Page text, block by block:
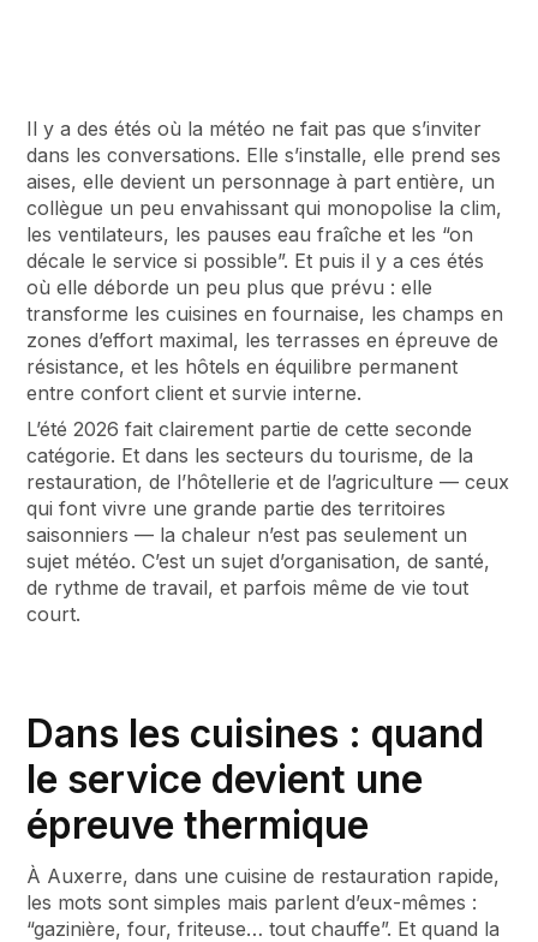
Il y a des étés où la météo ne fait pas que s’inviter
dans les conversations. Elle s’installe, elle prend ses
aises, elle devient un personnage à part entière, un
collègue un peu envahissant qui monopolise la clim,
les ventilateurs, les pauses eau fraîche et les “on
décale le service si possible”. Et puis il y a ces étés
où elle déborde un peu plus que prévu : elle
transforme les cuisines en fournaise, les champs en
zones d’effort maximal, les terrasses en épreuve de
résistance, et les hôtels en équilibre permanent
entre confort client et survie interne.
L’été 2026 fait clairement partie de cette seconde
catégorie. Et dans les secteurs du tourisme, de la
restauration, de l’hôtellerie et de l’agriculture — ceux
qui font vivre une grande partie des territoires
saisonniers — la chaleur n’est pas seulement un
sujet météo. C’est un sujet d’organisation, de santé,
de rythme de travail, et parfois même de vie tout
court.
Dans les cuisines : quand
le service devient une
épreuve thermique
À Auxerre, dans une cuisine de restauration rapide,
les mots sont simples mais parlent d’eux-mêmes :
“gazinière, four, friteuse… tout chauffe”. Et quand la